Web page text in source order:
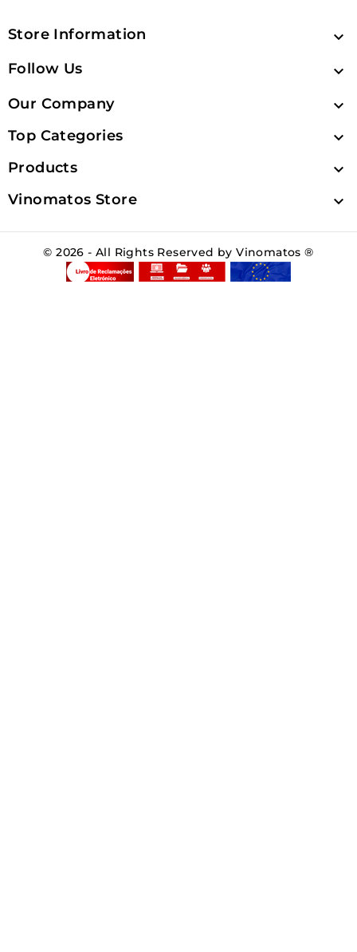
Store Information 
Follow Us 
Our Company 
Top Categories 
Products 
Vinomatos Store 
© 2026 - All Rights Reserved by Vinomatos ®